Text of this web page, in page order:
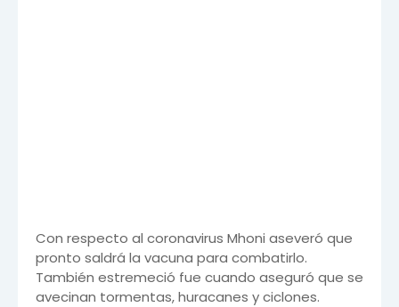
Con respecto al coronavirus Mhoni aseveró que
pronto saldrá la vacuna para combatirlo.
También estremeció fue cuando aseguró que se
avecinan tormentas, huracanes y ciclones.